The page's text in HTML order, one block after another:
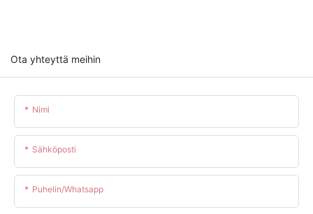
Ota yhteyttä meihin
Nimi
Sähköposti
Puhelin/whatsapp